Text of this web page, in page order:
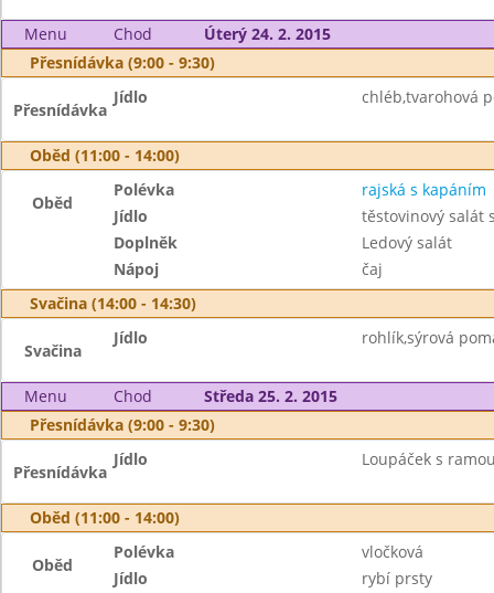
Menu Chod
Úterý 24. 2. 2015
Přesnídávka (9:00 - 9:30)
Přesnídávka
Jídlo chléb,tvarohová
Oběd (11:00 - 14:00)
Oběd
Polévka
rajská s kapáním
Jídlo
těstovinový salát
Doplněk
Ledový salát
Nápoj
čaj
Svačina (14:00 - 14:30)
Svačina
Jídlo rohlík,sýrová
Menu Chod
Středa 25. 2. 2015
Přesnídávka (9:00 - 9:30)
Přesnídávka
Jídlo Loupáček s
Oběd (11:00 - 14:00)
Oběd
Polévka
vločková
Jídlo
rybí prsty